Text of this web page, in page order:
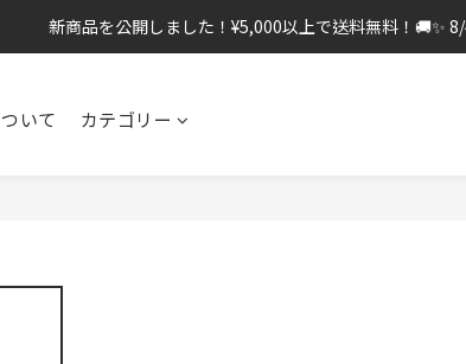
新商品を公開しました！¥5,000以上で送料無料！🚚✨
いて カテゴリー